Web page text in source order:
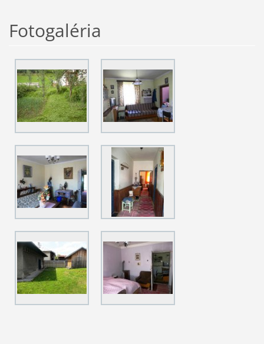
Fotogaléria